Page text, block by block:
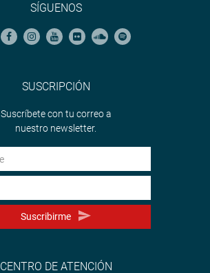
SÍGUENOS
SUSCRIPCIÓN
Suscríbete con tu correo a
nuestro newsletter.
Suscribirme
CENTRO DE ATENCIÓN